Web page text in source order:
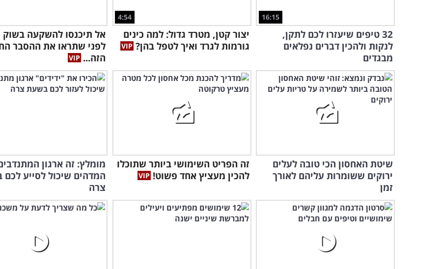
16:15
32 טיפים שיעזרו לכם לתקן,
לנקות ולהכין דברים נפלאים
מבגדים
4:54
יצור קטן, מטרד גדול: למה כינים
גורמות לגרד ואיך לטפל בהן?
אל תיכנסו להשקעה בשוק
לפני שתראו את ההסבר
הזה...
שיטת האחסון הכי טובה לעלים
ירוקים ששומרות עליהם לאורך
זמן
זה הפריט השימושי ביותר שתוכלו
להכין מעציץ אחד פשוט!
מומלץ: זה ארגון
המדהים שיכול לסייע
צרה